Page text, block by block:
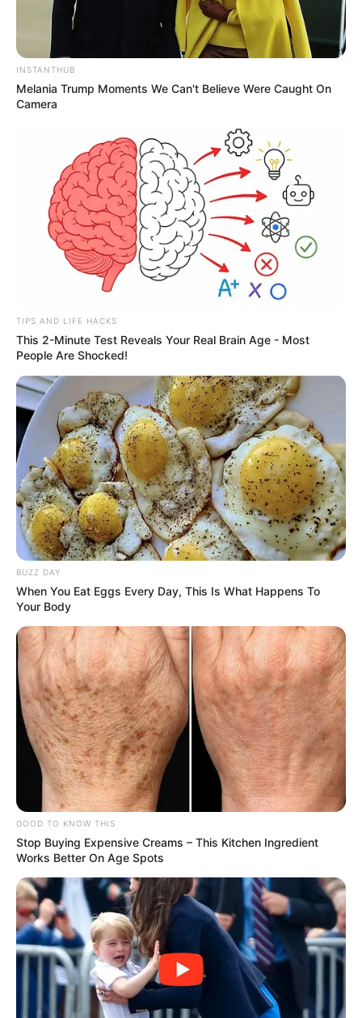
INSTANTHUB
Melania Trump Moments We Can't Believe Were Caught On
Camera
TIPS AND LIFE HACKS
This 2-Minute Test Reveals Your Real Brain Age - Most
People Are Shocked!
BUZZ DAY
When You Eat Eggs Every Day, This Is What Happens To
Your Body
GOOD TO KNOW THIS
Stop Buying Expensive Creams – This Kitchen Ingredient
Works Better On Age Spots